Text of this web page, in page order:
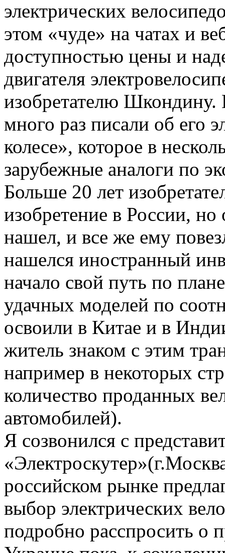
электрических
этом «чуде» на чатах и
доступностью цены и
двигателя
изобретателю Шкондину.
много раз писали об его
колесе», которое в
зарубежные аналоги по
Больше 20 лет
изобретение в России,
нашел, и все же ему
нашелся иностранный
начало свой путь по
удачных моделей по
освоили в Китае и в
житель знаком с этим
например в некоторых
количество проданных
автомобилей).
Я созвонился с
российском рынке
выбор электрических
подробно расспросить о